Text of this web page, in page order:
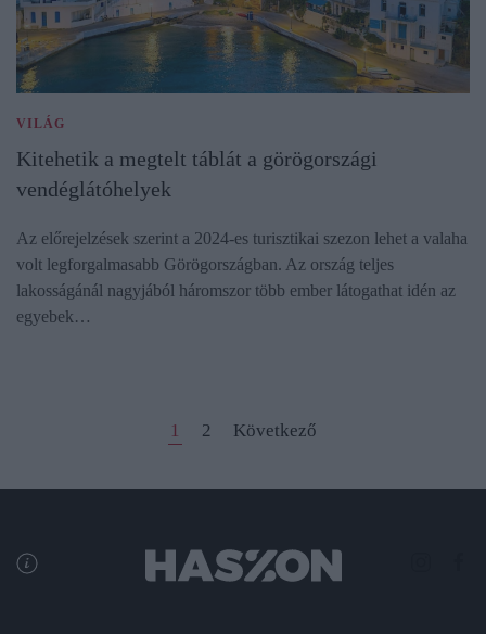
VILÁG
Kitehetik a megtelt táblát a görögországi
vendéglátóhelyek
Az előrejelzések szerint a 2024-es turisztikai szezon lehet a valaha
volt legforgalmasabb Görögországban. Az ország teljes
lakosságánál nagyjából háromszor több ember látogathat idén az
egyebek…
1 2 Következő